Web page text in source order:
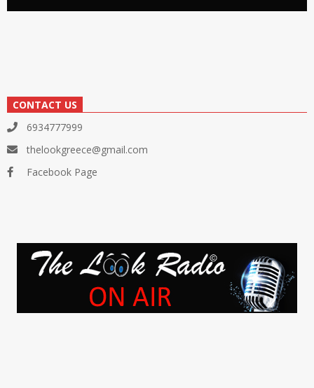
CONTACT US
6934777999
thelookgreece@gmail.com
Facebook Page